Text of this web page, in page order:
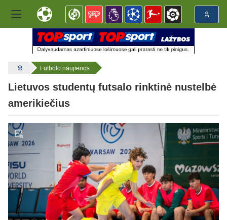
Futbolo naujienos
Lietuvos studentų futsalo rinktinė nustelbė
amerikiečius